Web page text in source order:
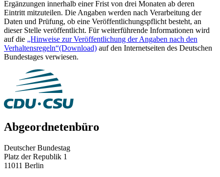
Ergänzungen innerhalb einer Frist von drei Monaten ab deren
Eintritt mitzuteilen. Die Angaben werden nach Verarbeitung der
Daten und Prüfung, ob eine Veröffentlichungspflicht besteht, an
dieser Stelle veröffentlicht. Für weiterführende Informationen wird
auf die „Hinweise zur Veröffentlichung der Angaben nach den
Verhaltensregeln“(Download) auf den Internetseiten des Deutschen
Bundestages verwiesen.
Abgeordnetenbüro
Deutscher Bundestag
Platz der Republik 1
11011 Berlin